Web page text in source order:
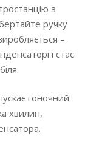
з
ручку
–
і стає
гоночний
хвилин,